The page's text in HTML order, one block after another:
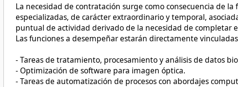
La necesidad de contratación surge como consecuencia de
especializadas, de carácter extraordinario y temporal,
puntual de actividad derivado de la necesidad de completar
Las funciones a desempeñar estarán directamente
- Tareas de tratamiento, procesamiento y análisis de datos
- Optimización de software para imagen óptica.
- Tareas de automatización de procesos con abordajes